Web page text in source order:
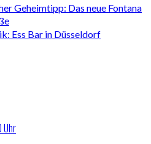
Geheimtipp: Das neue Fontana
Ess Bar in Düsseldorf
Uhr